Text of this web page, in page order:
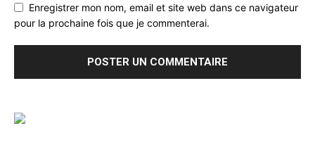
Enregistrer mon nom, email et site web dans ce navigateur
pour la prochaine fois que je commenterai.